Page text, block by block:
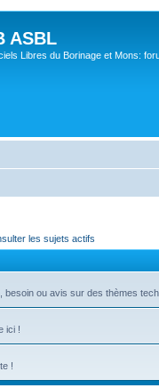
ASBL
Libres du Borinage et Mons:
les sujets actifs
besoin ou avis sur des thèmes
ici !
!